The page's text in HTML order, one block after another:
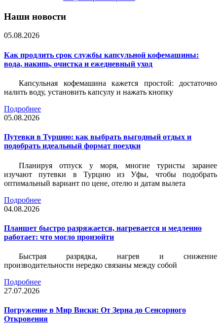
Наши новости
05.08.2026
Как продлить срок службы капсульной кофемашины:
вода, накипь, очистка и ежедневный уход
Капсульная кофемашина кажется простой: достаточно
налить воду, установить капсулу и нажать кнопку
Подробнее
05.08.2026
Путевки в Турцию: как выбрать выгодный отдых и
подобрать идеальный формат поездки
Планируя отпуск у моря, многие туристы заранее
изучают путевки в Турцию из Уфы, чтобы подобрать
оптимальный вариант по цене, отелю и датам вылета
Подробнее
04.08.2026
Планшет быстро разряжается, нагревается и медленно
работает: что могло произойти
Быстрая разрядка, нагрев и снижение
производительности нередко связаны между собой
Подробнее
27.07.2026
Погружение в Мир Виски: От Зерна до Сенсорного
Откровения